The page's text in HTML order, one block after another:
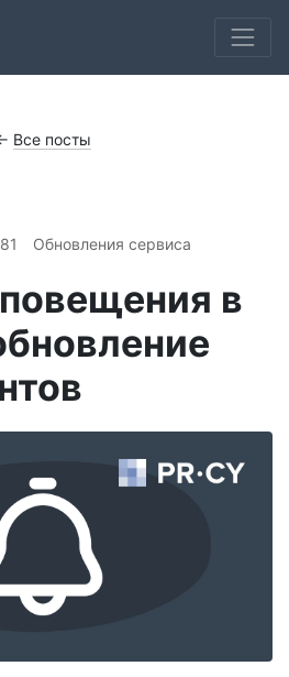
Все посты
Обновления сервиса
в